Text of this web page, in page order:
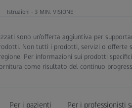
Istruzioni - 3 MIN. VISIONE
sono un’offerta aggiuntiva per
Non tutti i prodotti, servizi o
Per informazioni sui prodotti
come risultato del continuo
Per i pazienti Per i professionisti